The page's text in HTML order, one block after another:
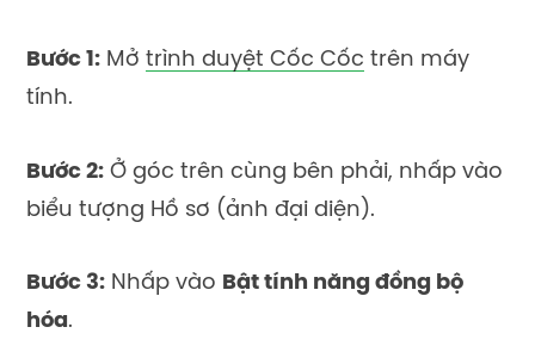
Bước 1: Mở trình duyệt Cốc Cốc trên máy
tính.
Bước 2: Ở góc trên cùng bên phải, nhấp vào
biểu tượng Hồ sơ (ảnh đại diện).
Bước 3: Nhấp vào Bật tính năng đồng bộ
hóa.